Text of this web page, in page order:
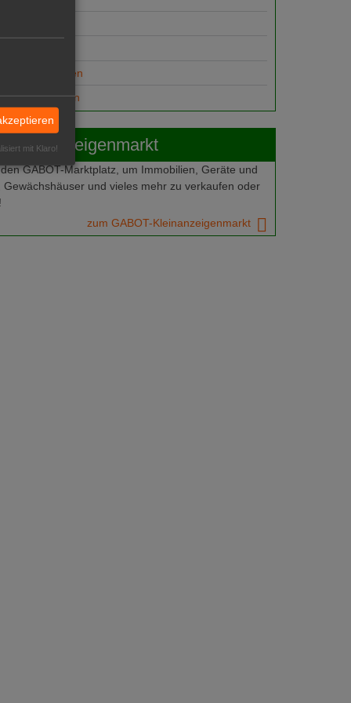
aufgeben
aufgeben
Kleinanzeigenmarkt
GABOT-Marktplatz, um Immobilien, Geräte und
Gewächshäuser und vieles mehr zu verkaufen oder
zum GABOT-Kleinanzeigenmarkt
mit Klaro!